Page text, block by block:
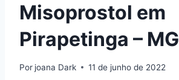
Misoprostol em
Pirapetinga – MG
Por joana Dark 11 de junho de 2022